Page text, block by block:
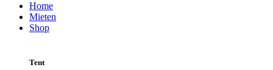
Home
Mieten
Shop
Tent